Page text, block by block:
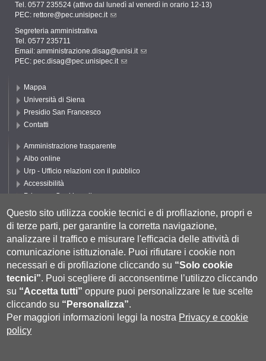
Tel. 0577 235524 (attivo dal lunedì al venerdì in orario 12-13)
PEC: rettore@pec.unisipec.it
Segreteria amministrativa
Tel. 0577 235711
Email: amministrazione.disag@unisi.it
PEC: pec.disag@pec.unisipec.it
Mappa
Università di Siena
Presidio San Francesco
Contatti
Amministrazione trasparente
Albo online
Urp - Ufficio relazioni con il pubblico
Accessibilità
Privacy e Cookie policy
Cookie settings
Segui UNISI
Questo sito utilizza cookie tecnici e di profilazione, propri e
di terze parti, per garantire la corretta navigazione,
analizzare il traffico e misurare l'efficacia delle attività di
comunicazione istituzionale. Puoi rifiutare i cookie non
necessari e di profilazione cliccando su “Solo cookie
tecnici”. Puoi scegliere di acconsentirne l’utilizzo cliccando
su “Accetta tutti” oppure puoi personalizzare le tue scelte
cliccando su “Personalizza”.
Per maggiori informazioni leggi la nostra Privacy e cookie
policy